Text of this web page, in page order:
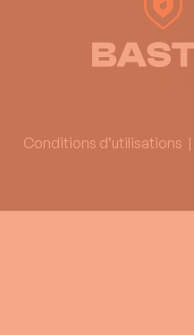
Conditions d’utilisations |